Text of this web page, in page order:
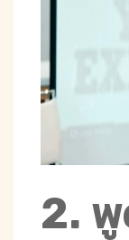
2. พู